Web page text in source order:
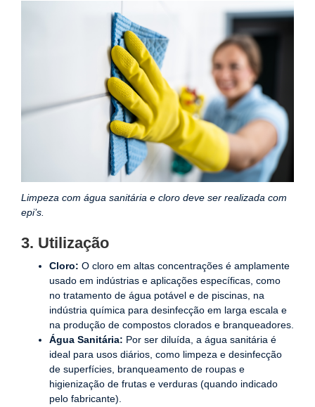
Limpeza com água sanitária e cloro deve ser realizada com
epi’s.
3. Utilização
Cloro: O cloro em altas concentrações é amplamente
usado em indústrias e aplicações específicas, como
no tratamento de água potável e de piscinas, na
indústria química para desinfecção em larga escala e
na produção de compostos clorados e branqueadores.
Água Sanitária: Por ser diluída, a água sanitária é
ideal para usos diários, como limpeza e desinfecção
de superfícies, branqueamento de roupas e
higienização de frutas e verduras (quando indicado
pelo fabricante).